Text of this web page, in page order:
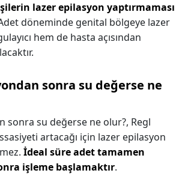
lazer epilasyon yaptırmaması
döneminde genital bölgeye lazer
hem de hasta açısından
sonra su değerse ne
sonra su değerse ne olur?, Regl
artacağı için lazer epilasyon
İdeal süre adet tamamen
işleme başlamaktır.